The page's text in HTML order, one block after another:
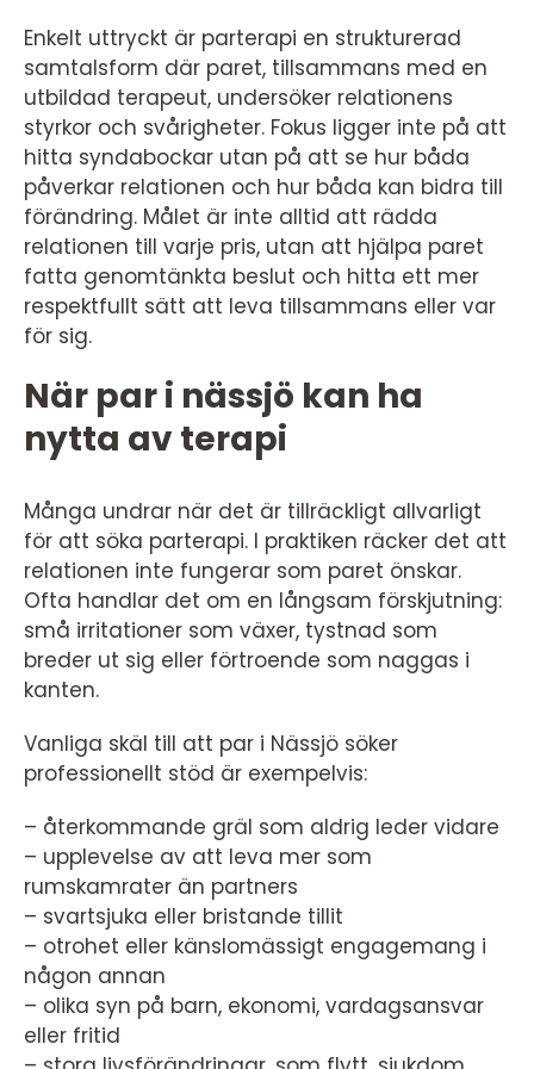
Enkelt uttryckt är parterapi en strukturerad
samtalsform där paret, tillsammans med en
utbildad terapeut, undersöker relationens
styrkor och svårigheter. Fokus ligger inte på att
hitta syndabockar utan på att se hur båda
påverkar relationen och hur båda kan bidra till
förändring. Målet är inte alltid att rädda
relationen till varje pris, utan att hjälpa paret
fatta genomtänkta beslut och hitta ett mer
respektfullt sätt att leva tillsammans eller var
för sig.
När par i nässjö kan ha
nytta av terapi
Många undrar när det är tillräckligt allvarligt
för att söka parterapi. I praktiken räcker det att
relationen inte fungerar som paret önskar.
Ofta handlar det om en långsam förskjutning:
små irritationer som växer, tystnad som
breder ut sig eller förtroende som naggas i
kanten.
Vanliga skäl till att par i Nässjö söker
professionellt stöd är exempelvis:
– återkommande gräl som aldrig leder vidare
– upplevelse av att leva mer som
rumskamrater än partners
– svartsjuka eller bristande tillit
– otrohet eller känslomässigt engagemang i
någon annan
– olika syn på barn, ekonomi, vardagsansvar
eller fritid